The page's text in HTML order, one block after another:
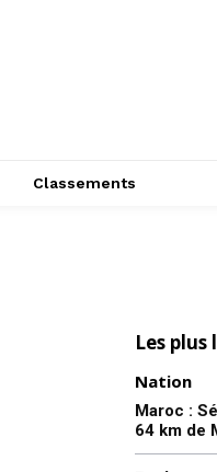
Classements
Les plus
Nation
Maroc :
64 km de